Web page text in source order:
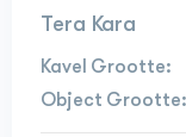
Tera Kara